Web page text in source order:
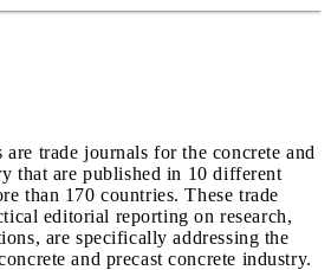
trade journals for the concrete and
that are published in 10 different
than 170 countries. These trade
editorial reporting on research,
are specifically addressing the
and precast concrete industry.